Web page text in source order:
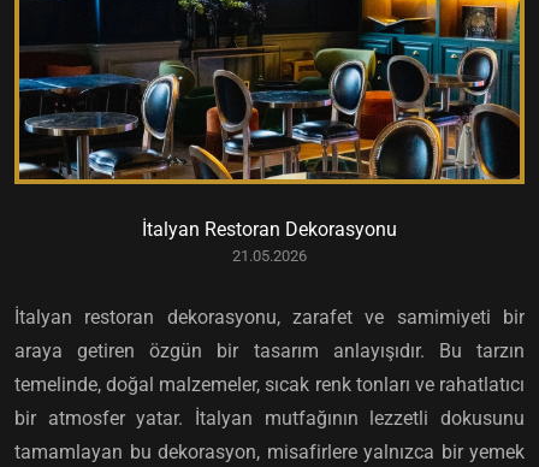
İtalyan Restoran Dekorasyonu
21.05.2026
İtalyan restoran dekorasyonu, zarafet ve samimiyeti bir
araya getiren özgün bir tasarım anlayışıdır. Bu tarzın
temelinde, doğal malzemeler, sıcak renk tonları ve rahatlatıcı
bir atmosfer yatar. İtalyan mutfağının lezzetli dokusunu
tamamlayan bu dekorasyon, misafirlere yalnızca bir yemek